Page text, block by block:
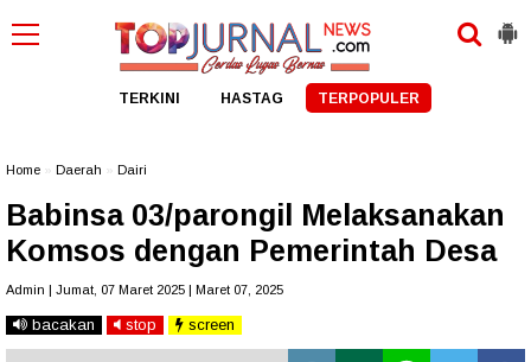
TERKINI HASTAG TERPOPULER
Home Daerah Dairi
Babinsa 03/parongil Melaksanakan
Komsos dengan Pemerintah Desa
Admin | Jumat, 07 Maret 2025 | Maret 07, 2025
bacakan stop screen